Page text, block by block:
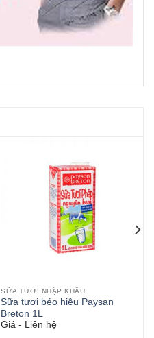
SỮA TƯƠI NHẬP KHẨU
Sữa tươi béo hiệu Paysan
Breton 1L
Giá - Liên hệ